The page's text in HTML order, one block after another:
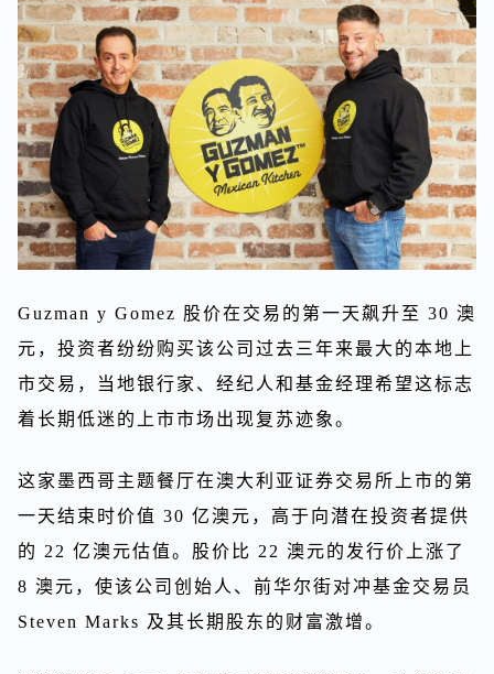
Guzman y Gomez 股价在交易的第一天飙升至 30 澳
元，投资者纷纷购买该公司过去三年来最大的本地上
市交易，当地银行家、经纪人和基金经理希望这标志
着长期低迷的上市市场出现复苏迹象。
这家墨西哥主题餐厅在澳大利亚证券交易所上市的第
一天结束时价值 30 亿澳元，高于向潜在投资者提供
的 22 亿澳元估值。股价比 22 澳元的发行价上涨了
8 澳元，使该公司创始人、前华尔街对冲基金交易员
Steven Marks 及其长期股东的财富激增。